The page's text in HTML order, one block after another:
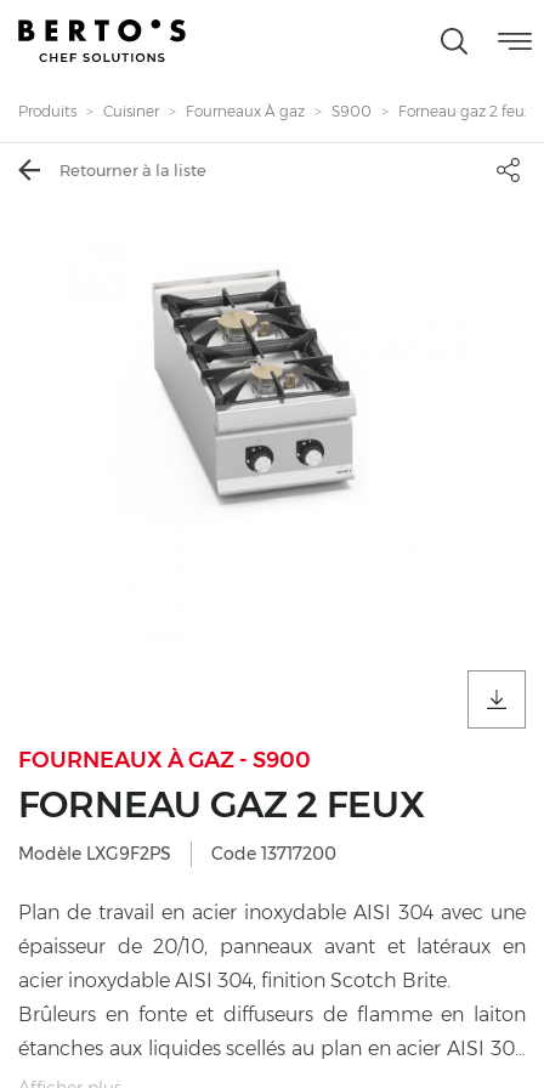
Produits Cuisiner Fourneaux À gaz S900 Forneau gaz 2 feux
Retourner à la liste
FOURNEAUX À GAZ - S900
FORNEAU GAZ 2 FEUX
Modèle LXG9F2PS Code 13717200
Plan de travail en acier inoxydable AISI 304 avec une
épaisseur de 20/10, panneaux avant et latéraux en
acier inoxydable AISI 304, finition Scotch Brite.
Brûleurs en fonte et diffuseurs de flamme en laiton
étanches aux liquides scellés au plan en acier AISI 304
avec un moulage en profondeur, dotés d’une soupape